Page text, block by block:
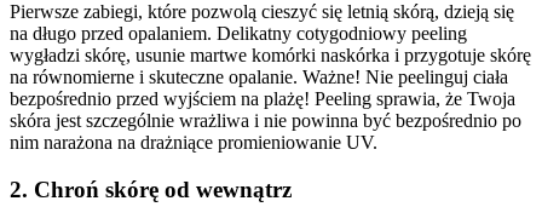
Pierwsze zabiegi, które pozwolą cieszyć się letnią skórą, dzieją się
na długo przed opalaniem. Delikatny cotygodniowy peeling
wygładzi skórę, usunie martwe komórki naskórka i przygotuje skórę
na równomierne i skuteczne opalanie. Ważne! Nie peelinguj ciała
bezpośrednio przed wyjściem na plażę! Peeling sprawia, że Twoja
skóra jest szczególnie wrażliwa i nie powinna być bezpośrednio po
nim narażona na drażniące promieniowanie UV.
2. Chroń skórę od wewnątrz